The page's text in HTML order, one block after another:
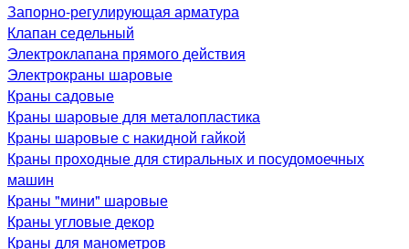
Запорно-регулирующая арматура
Клапан седельный
Электроклапана прямого действия
Электрокраны шаровые
Краны садовые
Краны шаровые для металопластика
Краны шаровые с накидной гайкой
Краны проходные для стиральных и посудомоечных
машин
Краны "мини" шаровые
Краны угловые декор
Краны для манометров